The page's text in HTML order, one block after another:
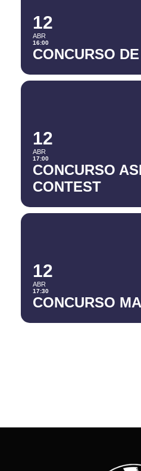
12
ABR
16:00
CONCURSO
12
ABR
17:00
CONCURSO
CONTEST
12
ABR
17:30
CONCURSO